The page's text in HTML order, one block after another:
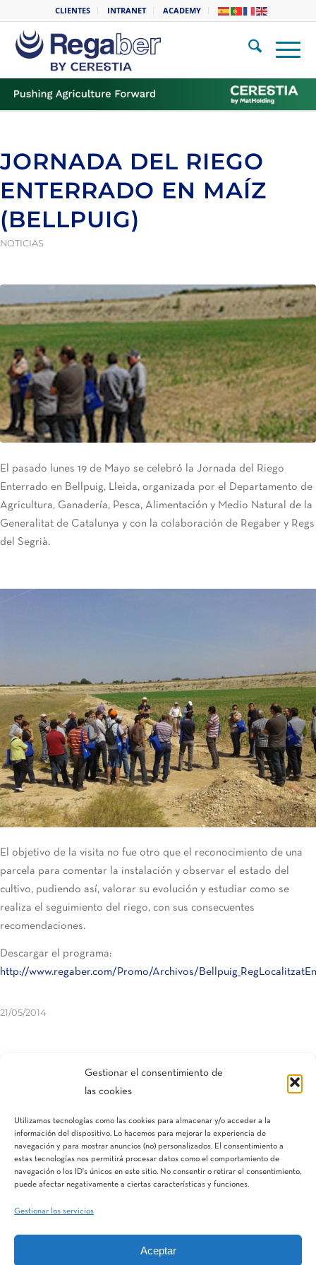
Gestionar el consentimiento de
las cookies
Utilizamos tecnologías como las cookies para almacenar y/o acceder a la
información del dispositivo. Lo hacemos para mejorar la experiencia de
navegación y para mostrar anuncios (no) personalizados. El consentimiento a
estas tecnologías nos permitirá procesar datos como el comportamiento de
navegación o los ID's únicos en este sitio. No consentir o retirar el consentimiento,
puede afectar negativamente a ciertas características y funciones.
Gestionar los servicios
Aceptar
CLIENTES INTRANET ACADEMY
JORNADA DEL RIEGO
ENTERRADO EN MAÍZ
(BELLPUIG)
NOTICIAS
El pasado lunes 19 de Mayo se celebró la Jornada del Riego
Enterrado en Bellpuig, Lleida, organizada por el Departamento de
Agricultura, Ganadería, Pesca, Alimentación y Medio Natural de la
Generalitat de Catalunya y con la colaboración de Regaber y Regs
del Segrià.
El objetivo de la visita no fue otro que el reconocimiento de una
parcela para comentar la instalación y observar el estado del
cultivo, pudiendo así, valorar su evolución y estudiar como se
realiza el seguimiento del riego, con sus consecuentes
recomendaciones.
Descargar el programa:
http://www.regaber.com/Promo/Archivos/
21/05/2014